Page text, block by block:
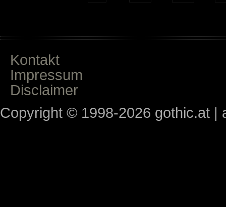
Kontakt
Impressum
Disclaimer
Copyright © 1998-2026 gothic.at |